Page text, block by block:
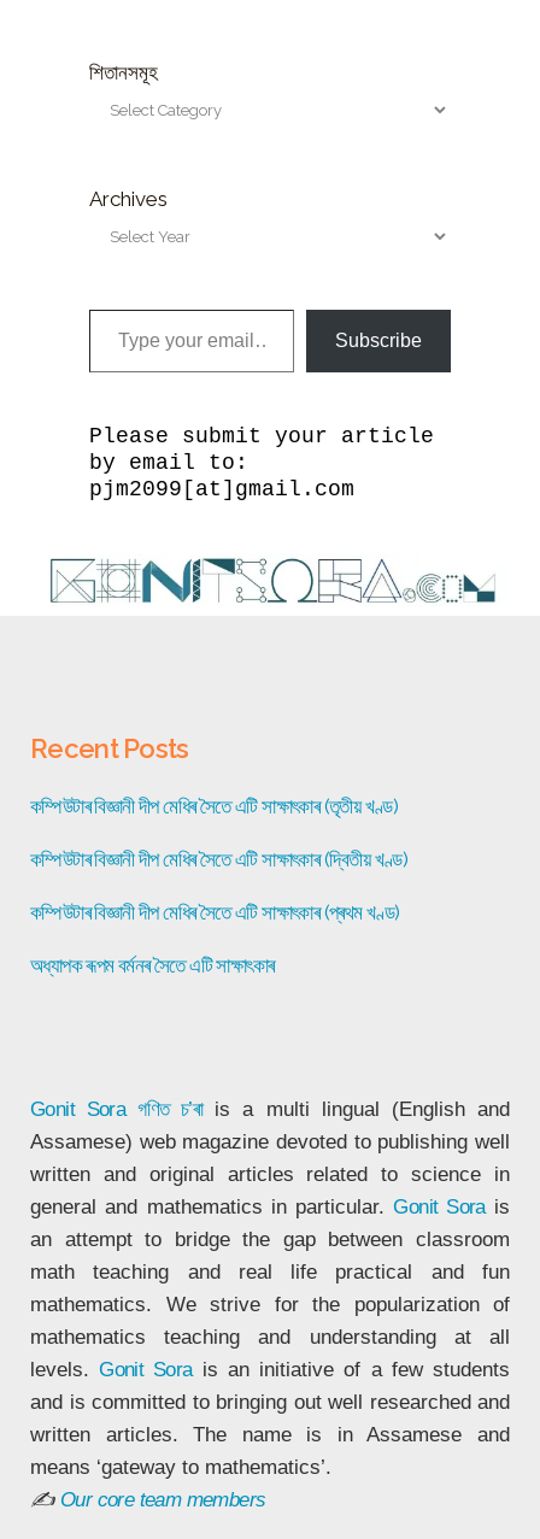
শিতানসমূহ
Archives
Type your email…
Subscribe
Please submit your article
by email to:
pjm2099[at]gmail.com
Recent Posts
কম্পিউটাৰ বিজ্ঞানী দীপ মেধিৰ সৈতে এটি সাক্ষাৎকাৰ (তৃতীয় খণ্ড)
কম্পিউটাৰ বিজ্ঞানী দীপ মেধিৰ সৈতে এটি সাক্ষাৎকাৰ (দ্বিতীয় খণ্ড)
কম্পিউটাৰ বিজ্ঞানী দীপ মেধিৰ সৈতে এটি সাক্ষাৎকাৰ (প্ৰথম খণ্ড)
অধ্যাপক ৰূপম বৰ্মনৰ সৈতে এটি সাক্ষাৎকাৰ
Gonit Sora গণিত চ’ৰাis a multi lingual (English and
Assamese) web magazine devoted to publishing well
written and original articles related to science in
general and mathematics in particular.Gonit Sorais
an attempt to bridge the gap between classroom
math teaching and real life practical and fun
mathematics. We strive for the popularization of
mathematics teaching and understanding at all
levels.Gonit Sorais an initiative of a few students
and is committed to bringing out well researched and
written articles. The name is in Assamese and
means ‘gateway to mathematics’.
✍ Our core team members